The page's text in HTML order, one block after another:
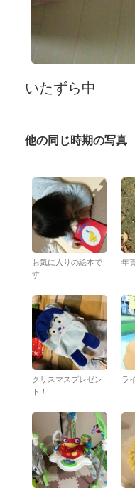
いたずら中
他の同じ時期の写真
お気に入りの絵本で
す
年
クリスマスプレゼン
ト！
ラ